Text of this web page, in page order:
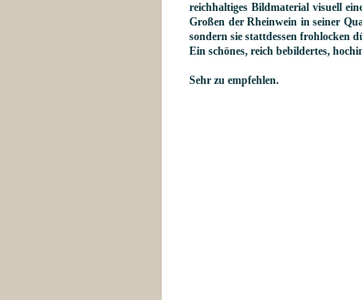
reichhaltiges Bildmaterial visuell
Großen der Rheinwein in seiner
sondern sie stattdessen frohlocken
Ein schönes, reich bebildertes,
Sehr zu empfehlen.